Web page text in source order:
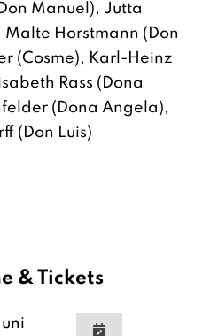
Manuel), Jutta
Horstmann (Don
(Cosme), Karl-Heinz
Rass (Dona
(Dona Angela),
(Don Luis)
& Tickets